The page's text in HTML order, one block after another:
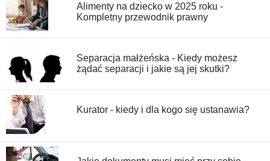
Alimenty na dziecko w 2025 roku -
Kompletny przewodnik prawny
Separacja małżeńska - Kiedy możesz
żądać separacji i jakie są jej skutki?
Kurator - kiedy i dla kogo się ustanawia?